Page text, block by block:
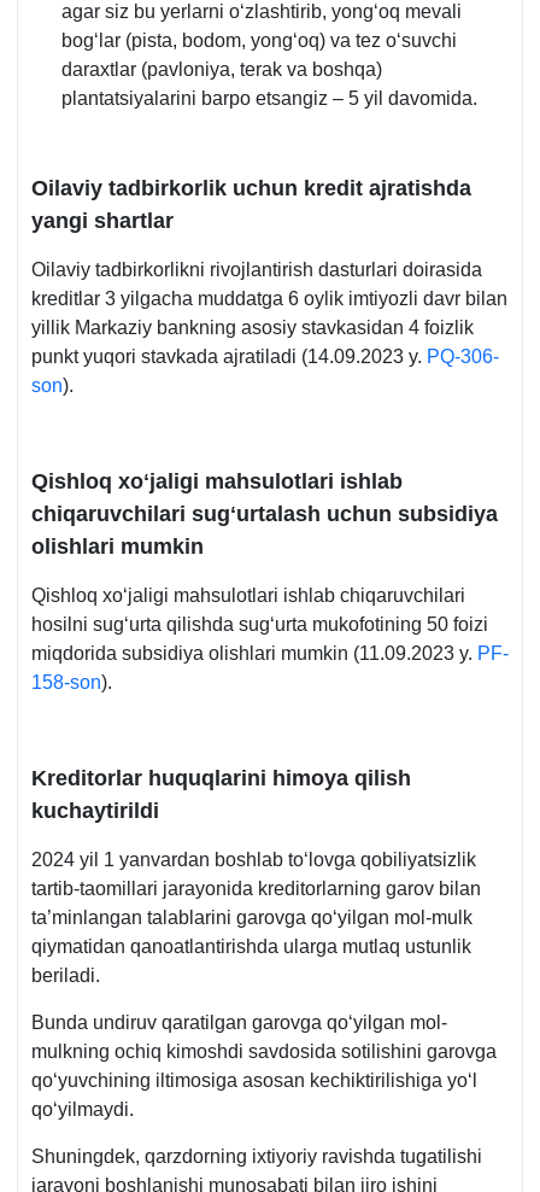
agar siz bu yerlarni oʻzlashtirib, yongʻoq mevali
bogʻlar (pista, bodom, yongʻoq) va tez oʻsuvchi
daraхtlar (pavloniya, terak va boshqa)
plantatsiyalarini barpo etsangiz – 5 yil davomida.
Oilaviy tadbirkorlik uchun kredit ajratishda
yangi shartlar
Oilaviy tadbirkorlikni rivojlantirish dasturlari doirasida
kreditlar 3 yilgacha muddatga 6 oylik imtiyozli davr bilan
yillik Markaziy bankning asosiy stavkasidan 4 foizlik
punkt yuqori stavkada ajratiladi (14.09.2023 y. PQ-306-
son).
Qishloq хoʻjaligi mahsulotlari ishlab
chiqaruvchilari sugʻurtalash uchun subsidiya
olishlari mumkin
Qishloq хoʻjaligi mahsulotlari ishlab chiqaruvchilari
hosilni sugʻurta qilishda sugʻurta mukofotining 50 foizi
miqdorida subsidiya olishlari mumkin (11.09.2023 y. PF-
158-son).
Kreditorlar huquqlarini himoya qilish
kuchaytirildi
2024 yil 1 yanvardan boshlab toʻlovga qobiliyatsizlik
tartib-taomillari jarayonida kreditorlarning garov bilan
ta’minlangan talablarini garovga qoʻyilgan mol-mulk
qiymatidan qanoatlantirishda ularga mutlaq ustunlik
beriladi.
Bunda undiruv qaratilgan garovga qoʻyilgan mol-
mulkning ochiq kimoshdi savdosida sotilishini garovga
qoʻyuvchining iltimosiga asosan kechiktirilishiga yoʻl
qoʻyilmaydi.
Shuningdek, qarzdorning iхtiyoriy ravishda tugatilishi
jarayoni boshlanishi munosabati bilan ijro ishini